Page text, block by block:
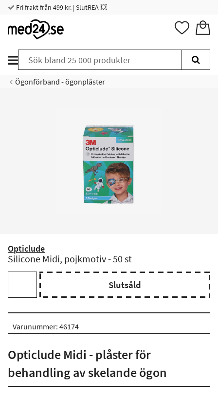
Fri frakt från 499 kr. | SlutREA 💥
Ögonförband - ögonplåster
Opticlude
Silicone Midi, pojkmotiv - 50 st
Slutsåld
Varunummer: 46174
Opticlude Midi - plåster för
behandling av skelande ögon